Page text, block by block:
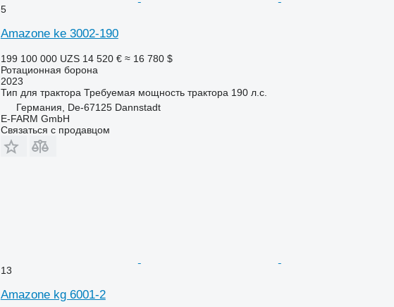
5
Amazone ke 3002-190
199 100 000 UZS 14 520 € ≈ 16 780 $
Ротационная борона
2023
Тип для трактора Требуемая мощность трактора 190 л.с.
Германия, De-67125 Dannstadt
E-FARM GmbH
Связаться с продавцом
13
Amazone kg 6001-2